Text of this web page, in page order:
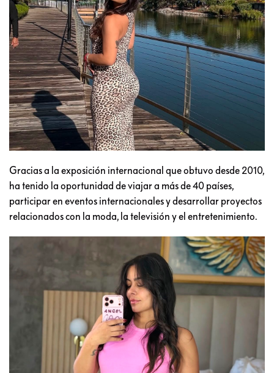
Gracias a la exposición internacional que obtuvo desde 2010,
ha tenido la oportunidad de viajar a más de 40 países,
participar en eventos internacionales y desarrollar proyectos
relacionados con la moda, la televisión y el entretenimiento.